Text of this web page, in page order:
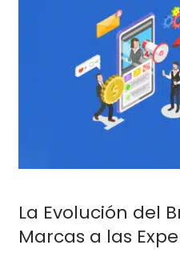
La Evolución del
Marcas a las